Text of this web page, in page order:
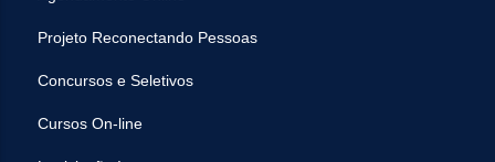
Projeto Reconectando Pessoas
Concursos e Seletivos
Cursos On-line